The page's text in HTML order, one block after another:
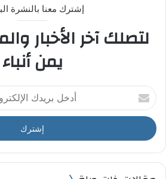
إشترك معنا بالنشرة
لتصلك آخر الأخبار
يمن أنباء
أ
د
خ
ل
ر